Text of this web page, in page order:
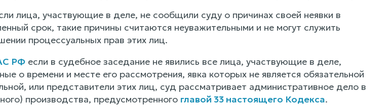
лица, участвующие в деле, не сообщили суду о причинах своей неявки в
срок, такие причины считаются неуважительными и не могут служить
процессуальных прав этих лиц.
РФесли в судебное заседание не явились все лица, участвующие в деле,
о времени и месте его рассмотрения, явка которых не является обязательной
или представители этих лиц, суд рассматривает административное дело в
производства, предусмотренного главой 33 настоящего Кодекса.